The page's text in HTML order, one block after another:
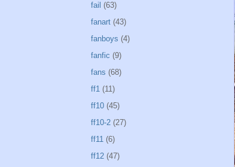
fail (63)
fanart (43)
fanboys (4)
fanfic (9)
fans (68)
ff1 (11)
ff10 (45)
ff10-2 (27)
ff11 (6)
ff12 (47)